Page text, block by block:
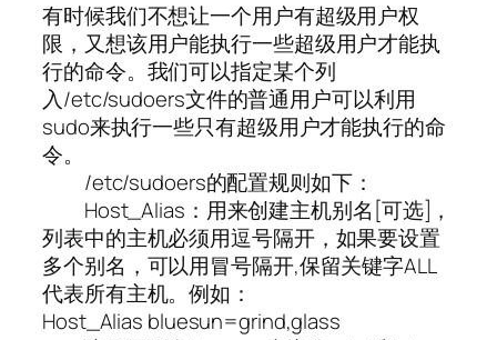
有时候我们不想让一个用户有超级用户权
限，又想该用户能执行一些超级用户才能执
行的命令。我们可以指定某个列
入/etc/sudoers文件的普通用户可以利用
sudo来执行一些只有超级用户才能执行的命
令。
/etc/sudoers的配置规则如下：
Host_Alias：用来创建主机别名[可选]，
列表中的主机必须用逗号隔开，如果要设置
多个别名，可以用冒号隔开,保留关键字ALL
代表所有主机。例如：
Host_Alias bluesun=grind,glass